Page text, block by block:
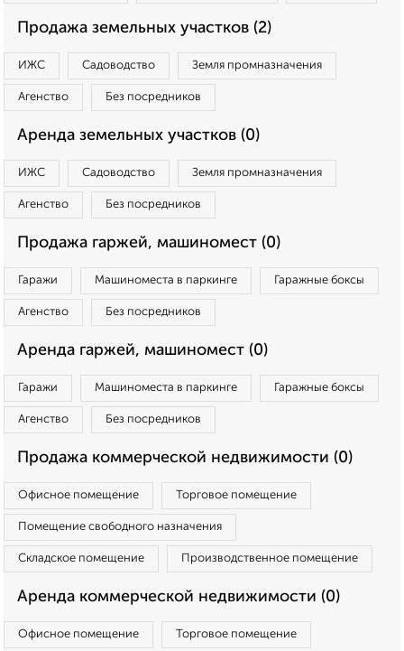
Продажа земельных участков (2)
ИЖС Садоводство Земля промназначения
Агенство Без посредников
Аренда земельных участков (0)
ИЖС Садоводство Земля промназначения
Агенство Без посредников
Продажа гаржей, машиномест (0)
Гаражи Машиноместа в паркинге Гаражные боксы
Агенство Без посредников
Аренда гаржей, машиномест (0)
Гаражи Машиноместа в паркинге Гаражные боксы
Агенство Без посредников
Продажа коммерческой недвижимости (0)
Офисное помещение Торговое помещение
Помещение свободного назначения
Складское помещение Производственное помещение
Аренда коммерческой недвижимости (0)
Офисное помещение Торговое помещение